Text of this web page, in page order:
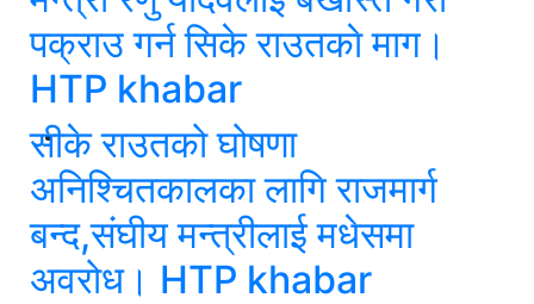
पक्राउ गर्न सिके राउतकाे माग।
HTP khabar
सीके राउतको घोषणा
अनिश्चितकालका लागि राजमार्ग
बन्द,संघीय मन्त्रीलाई मधेसमा
अवरोध। HTP khabar